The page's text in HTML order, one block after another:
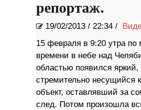
репортаж.
19/02/2013 / 22:34 /
15 февраля в 9:20 утра по
времени в небе над
областью появился яркий,
стремительно несущийся
объект, оставлявший за
след. Потом произошла